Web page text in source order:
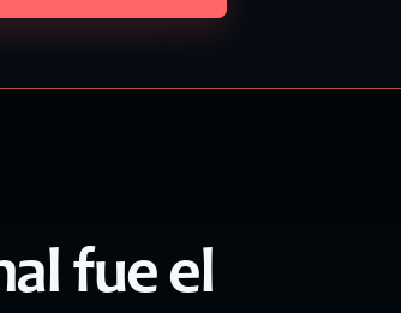
fue el